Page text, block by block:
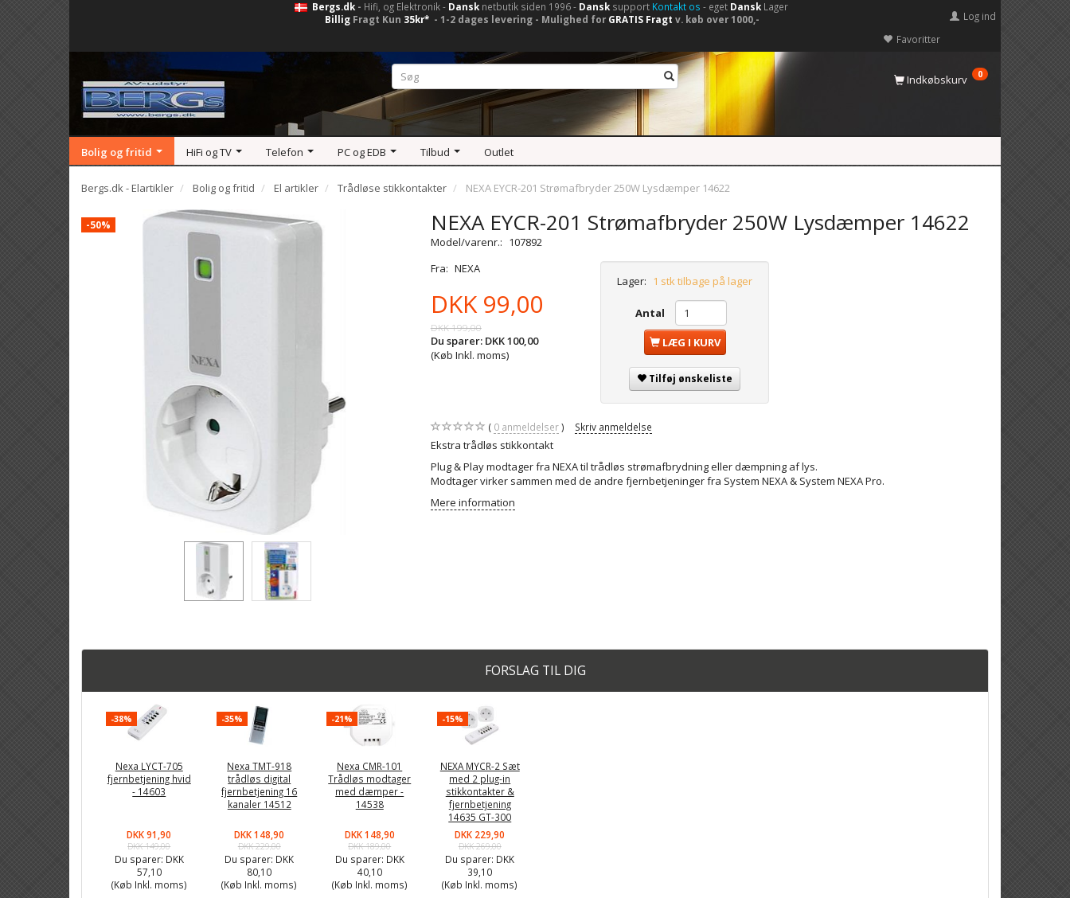
Bergs.dk- Hifi, og Elektronik - Dansknetbutik siden 1996 - Dansksupport Kontakt os - eget DanskLager
Billig Fragt Kun 35kr* - 1-2 dages levering - Mulighed for GRATIS Fragt v. køb over 1000,-
Favoritter
Log ind
Indkøbskurv 0
Bolig og fritid HiFi og TV Telefon PC og EDB Tilbud Outlet
Bergs.dk - Elartikler Bolig og fritid El artikler Trådløse stikkontakter NEXA EYCR-201 Strømafbryder 250W Lysdæmper 14622
-50% NEXA EYCR-201 Strømafbryder 250W Lysdæmper 14622
Model/varenr.: 107892
Fra: NEXA
DKK 99,00
DKK 199,00
Du sparer: DKK 100,00
(Køb Inkl. moms)
Lager: 1 stk tilbage på lager
Antal
LÆG I KURV
Tilføj ønskeliste
0anmeldelser Skriv anmeldelse
Ekstra trådløs stikkontakt
Plug & Play modtager fra NEXA til trådløs strømafbrydning eller dæmpning af lys.
Modtager virker sammen med de andre fjernbetjeninger fra System NEXA & System NEXA Pro.
Mere information
FORSLAG TIL DIG
-38%
Nexa LYCT-705
fjernbetjening hvid
- 14603
DKK 91,90
DKK 149,00
Du sparer: DKK
57,10
(Køb Inkl. moms)
-35%
Nexa TMT-918
trådløs digital
fjernbetjening 16
kanaler 14512
DKK 148,90
DKK 229,00
Du sparer: DKK
80,10
(Køb Inkl. moms)
-21%
Nexa CMR-101
Trådløs modtager
med dæmper -
14538
DKK 148,90
DKK 189,00
Du sparer: DKK
40,10
(Køb Inkl. moms)
-15%
NEXA MYCR-2 Sæt
med 2 plug-in
stikkontakter &
fjernbetjening
14635 GT-300
DKK 229,90
DKK 269,00
Du sparer: DKK
39,10
(Køb Inkl. moms)